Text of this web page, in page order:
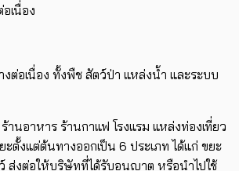
เนื่อง
อเนื่อง ทั้งพืช สัตว์ป่า แหล่งน้ำ และระบบ
นอาหาร ร้านกาแฟ โรงแรม แหล่งท่องเที่ยว
งแต่ต้นทางออกเป็น 6 ประเภท ได้แก่ ขยะ
ส่งต่อให้บริษัทที่ได้รับอนุญาต หรือนำไปใช้